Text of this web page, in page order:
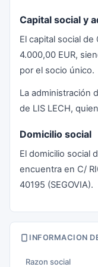
Capital social y
El capital social de
4.000,00 EUR,
por el socio único.
La administración
de LIS LECH,
Domicilio social
El domicilio social
encuentra en C/
40195 (SEGOVIA).
INFORMACION
Razon social